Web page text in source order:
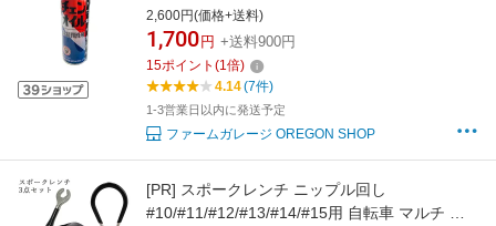
【船舶機械】【メンテナンス用品】
2,600円(価格+送料)
1,700 円 +送料900円
15ポイント (1倍)
4.14(7件)
1-3営業日以内に発送予定
ファームガレージ OREGON SHOP
[PR] スポークレンチ ニップル回し
#10/#11/#12/#13/#14/#15用 自転車 マルチ ホ